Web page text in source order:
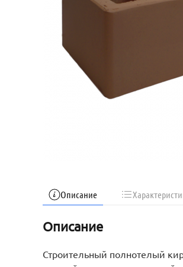
Описание
Описание
Строительный полнотелый